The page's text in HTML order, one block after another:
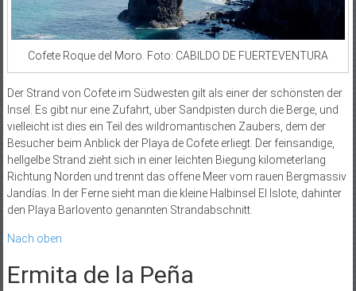
Cofete Roque del Moro. Foto: CABILDO DE FUERTEVENTURA
Der Strand von Cofete im Südwesten gilt als einer der schönsten der
Insel. Es gibt nur eine Zufahrt, über Sandpisten durch die Berge, und
vielleicht ist dies ein Teil des wildromantischen Zaubers, dem der
Besucher beim Anblick der Playa de Cofete erliegt. Der feinsandige,
hellgelbe Strand zieht sich in einer leichten Biegung kilometerlang
Richtung Norden und trennt das offene Meer vom rauen Bergmassiv
Jandías. In der Ferne sieht man die kleine Halbinsel El Islote, dahinter
den Playa Barlovento genannten Strandabschnitt.
Nach oben
Ermita de la Peña